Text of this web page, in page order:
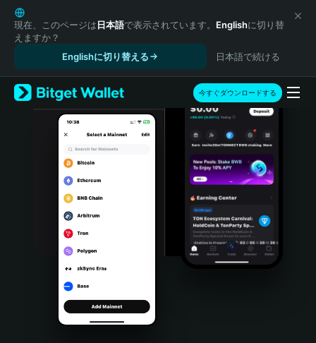
English
日本語
Tiếng Việt
Español (Latinoamérica)
Türkçe
Italiano
Português (Portugal)
Bahasa Indonesia
Português (Brasil)
Español (Argentina)
現在、このページは日本語で表示されています。 Englishに切り替
えますか？
Englishに切り替える
日本語で続ける
今すぐダウンロードする